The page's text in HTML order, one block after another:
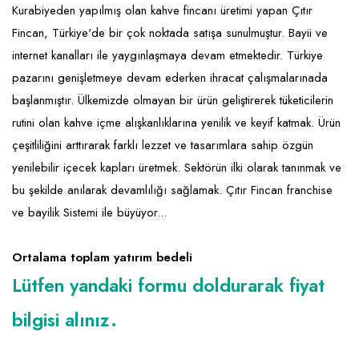
Kurabiyeden yapılmış olan kahve fincanı üretimi yapan Çıtır
Fincan, Türkiye'de bir çok noktada satışa sunulmuştur. Bayii ve
internet kanalları ile yaygınlaşmaya devam etmektedir. Türkiye
pazarını genişletmeye devam ederken ihracat çalışmalarınada
başlanmıştır. Ülkemizde olmayan bir ürün geliştirerek tüketicilerin
rutini olan kahve içme alışkanlıklarına yenilik ve keyif katmak. Ürün
çeşitliliğini arttırarak farklı lezzet ve tasarımlara sahip özgün
yenilebilir içecek kapları üretmek. Sektörün ilki olarak tanınmak ve
bu şekilde anılarak devamlılığı sağlamak. Çıtır Fincan franchise
ve bayilik Sistemi ile büyüyor...
Ortalama toplam yatırım bedeli
Lütfen yandaki formu doldurarak fiyat
bilgisi alınız.